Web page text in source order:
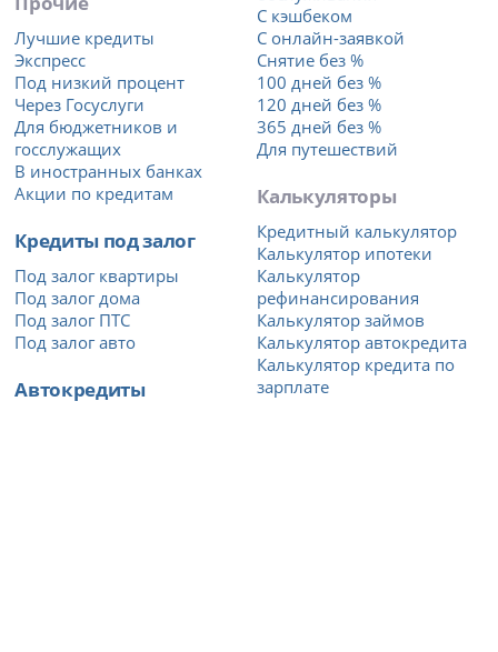
Лучшие кредиты
Экспресс
Под низкий процент
Через Госуслуги
Для бюджетников и
госслужащих
В иностранных банках
Акции по кредитам
Кредиты под залог
Под залог квартиры
Под залог дома
Под залог ПТС
Под залог авто
Автокредиты
С кэшбеком
С онлайн-заявкой
Снятие без %
100 дней без %
120 дней без %
365 дней без %
Для путешествий
Калькуляторы
Кредитный калькулятор
Калькулятор ипотеки
Калькулятор
рефинансирования
Калькулятор займов
Калькулятор автокредита
Калькулятор кредита по
зарплате